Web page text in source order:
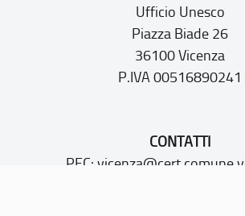
Ufficio Unesco
Piazza Biade 26
36100 Vicenza
P.IVA 00516890241
CONTATTI
PEC: